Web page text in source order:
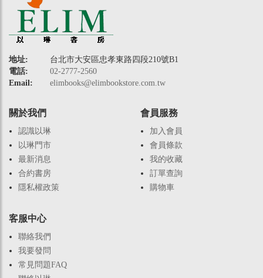
地址:
台北市大安區忠孝東路四段210號B1
電話:
02-2777-2560
Email:
elimbooks@elimbookstore.com.tw
關於我們
認識以琳
以琳門市
最新消息
合約書房
隱私權政策
會員服務
加入會員
會員條款
我的收藏
訂單查詢
購物車
客服中心
聯絡我們
我要發問
常見問題FAQ